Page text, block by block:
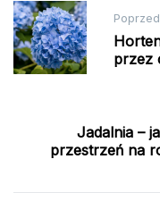
Nawigacja
wpisu
przez
Jadalnia –
przestrzeń na